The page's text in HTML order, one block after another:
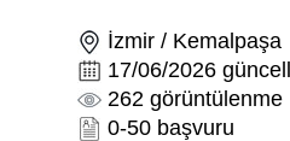
İzmir / Kemalpaşa
17/06/2026
262 görüntülenme
0-50 başvuru